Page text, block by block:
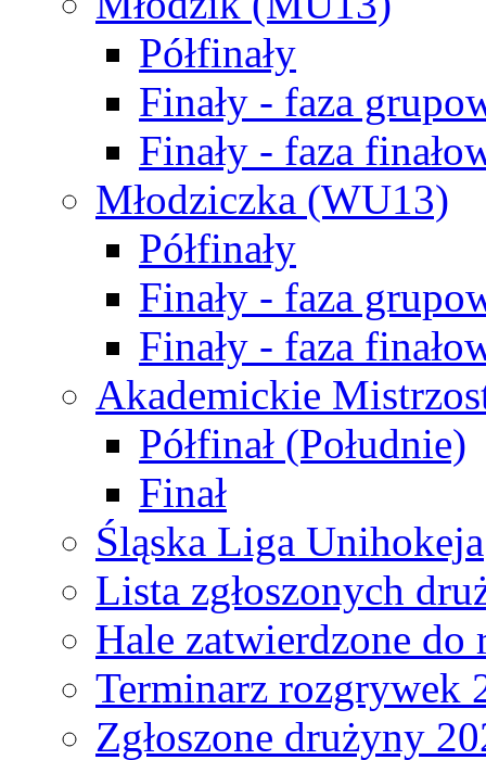
Półfinały
Finały - faza
Finały - faza
Młodziczka (WU13)
Półfinały
Finały - faza
Finały - faza
Akademickie
Półfinał (Południe)
Finał
Śląska Liga Unihokeja
Lista zgłoszonych
Hale zatwierdzone do
Terminarz rozgrywek
Zgłoszone drużyny